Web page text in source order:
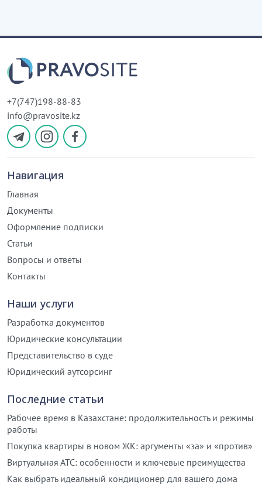
+7(747)198-88-83
info@pravosite.kz
Навигация
Главная
Документы
Оформление подписки
Статьи
Вопросы и ответы
Контакты
Наши услуги
Разработка документов
Юридические консультации
Представительство в суде
Юридический аутсорсинг
Последние статьи
Рабочее время в Казахстане: продолжительность и режимы
работы
Покупка квартиры в новом ЖК: аргументы «за» и «против»
Виртуальная АТС: особенности и ключевые преимущества
Как выбрать идеальный кондиционер для вашего дома